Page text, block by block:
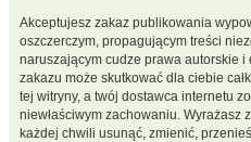
Akceptujesz zakaz publikowania
oszczerczym, propagującym treści
naruszającym cudze prawa autorskie
zakazu może skutkować dla ciebie
tej witryny, a twój dostawca internetu
niewłaściwym zachowaniu. Wyrażasz
każdej chwili usunąć, zmienić,